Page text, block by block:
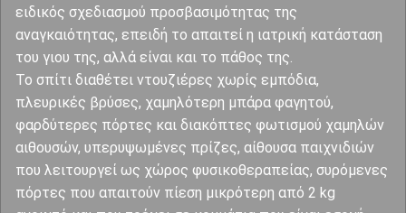
ειδικός σχεδιασμού προσβασιμότητας της
αναγκαιότητας, επειδή το απαιτεί η ιατρική κατάσταση
του γιου της, αλλά είναι και το πάθος της.
Το σπίτι διαθέτει ντουζιέρες χωρίς εμπόδια,
πλευρικές βρύσες, χαμηλότερη μπάρα φαγητού,
φαρδύτερες πόρτες και διακόπτες φωτισμού χαμηλών
αιθουσών, υπερυψωμένες πρίζες, αίθουσα παιχνιδιών
που λειτουργεί ως χώρος φυσικοθεραπείας, συρόμενες
πόρτες που απαιτούν πίεση μικρότερη από 2 kg